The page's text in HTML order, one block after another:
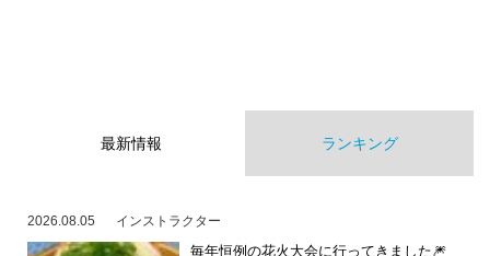
最新情報 ランキング
2026.08.05 インストラクター
毎年恒例の花火大会に行ってきました🎆